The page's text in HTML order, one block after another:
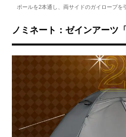
ポールを2本通し、両サイドのガイロープを
ノミネート：ゼインアーツ